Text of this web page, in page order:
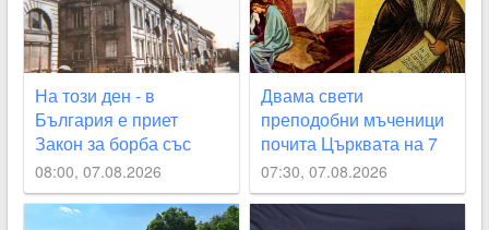
На този ден - в
България е приет
Закон за борба със
скъпотията
08:00, 07.08.2026
Двама свети
преподобни мъченици
почита Църквата на 7
август
07:30, 07.08.2026